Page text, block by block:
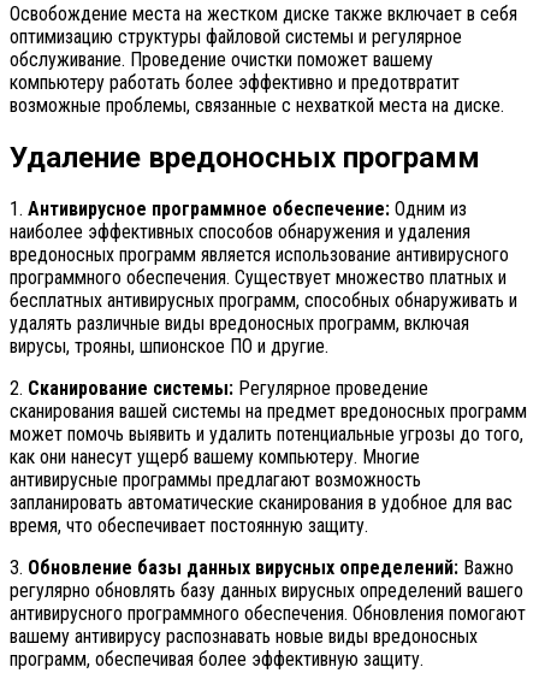
Освобождение места на жестком диске также включает в себя
оптимизацию структуры файловой системы и регулярное
обслуживание. Проведение очистки поможет вашему
компьютеру работать более эффективно и предотвратит
возможные проблемы, связанные с нехваткой места на диске.
Удаление вредоносных программ
1. Антивирусное программное обеспечение: Одним из
наиболее эффективных способов обнаружения и удаления
вредоносных программ является использование антивирусного
программного обеспечения. Существует множество платных и
бесплатных антивирусных программ, способных обнаруживать и
удалять различные виды вредоносных программ, включая
вирусы, трояны, шпионское ПО и другие.
2. Сканирование системы: Регулярное проведение
сканирования вашей системы на предмет вредоносных программ
может помочь выявить и удалить потенциальные угрозы до того,
как они нанесут ущерб вашему компьютеру. Многие
антивирусные программы предлагают возможность
запланировать автоматические сканирования в удобное для вас
время, что обеспечивает постоянную защиту.
3. Обновление базы данных вирусных определений: Важно
регулярно обновлять базу данных вирусных определений вашего
антивирусного программного обеспечения. Обновления помогают
вашему антивирусу распознавать новые виды вредоносных
программ, обеспечивая более эффективную защиту.